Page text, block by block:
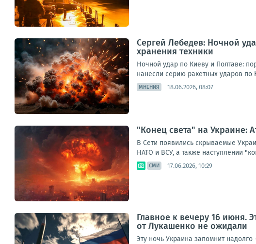
Сергей Лебедев: Ночной
хранения техники
Ночной удар по Киеву и Полтаве:
нанесли серию ракетных ударов по
МНЕНИЯ 18.06.2026, 08:07
"Конец света" на Украине:
В Сети появились скрываемые
НАТО и ВСУ, а также наступлении
СМИ 17.06.2026, 10:29
Главное к вечеру 16 июня.
от Лукашенко не ожидали
Эту ночь Украина запомнит